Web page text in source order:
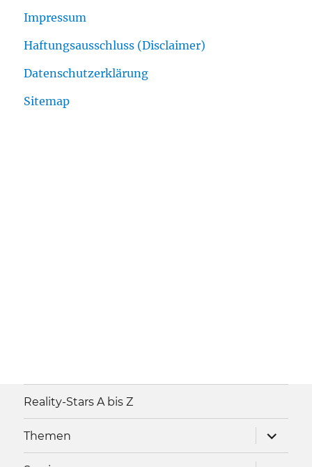
Impressum
Haftungsausschluss (Disclaimer)
Datenschutzerklärung
Sitemap
Reality-Stars A bis Z
Themen
anzeigen